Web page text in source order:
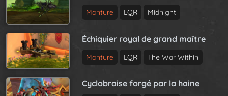
Monture LQR Midnight
Échiquier royal de grand maître
Monture LQR The War Within
Cyclobraise forgé par la haine